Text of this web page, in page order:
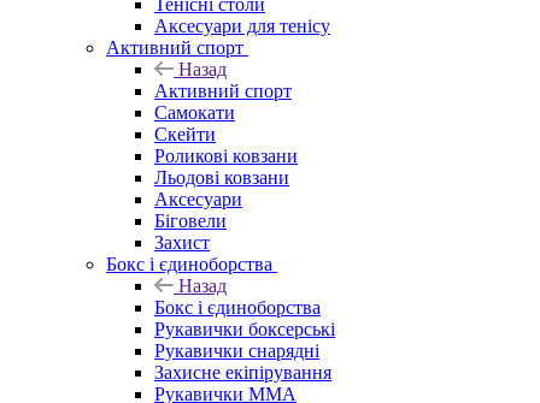
Тенісні столи
Аксесуари для тенісу
Активний спорт
Назад
Активний спорт
Самокати
Скейти
Роликові ковзани
Льодові ковзани
Аксесуари
Біговели
Захист
Бокс і єдиноборства
Назад
Бокс і єдиноборства
Рукавички боксерські
Рукавички снарядні
Захисне екіпірування
Рукавички ММА